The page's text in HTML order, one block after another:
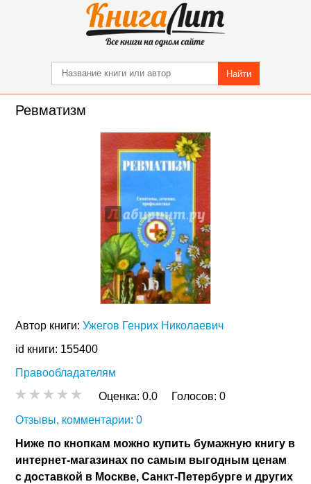
Найти
Ревматизм
Автор книги:Ужегов Генрих Николаевич
id книги: 155400
Правообладателям
Оценка:0.0 Голосов:0
Отзывы, комментарии: 0
Ниже по кнопкам можно купить бумажную книгу в
интернет-магазинах по самым выгодным ценам
с доставкой в Москве, Санкт-Петербурге и других